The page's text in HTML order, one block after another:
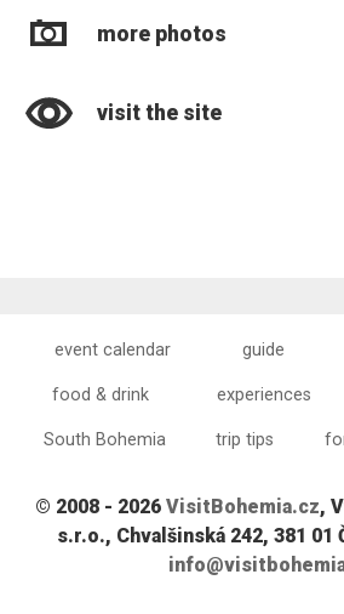
more photos
visit the site
event calendar guide
food & drink experiences
South Bohemia trip tips
© 2008 - 2026 VisitBohemia.cz,
s.r.o., Chvalšinská 242, 381 01